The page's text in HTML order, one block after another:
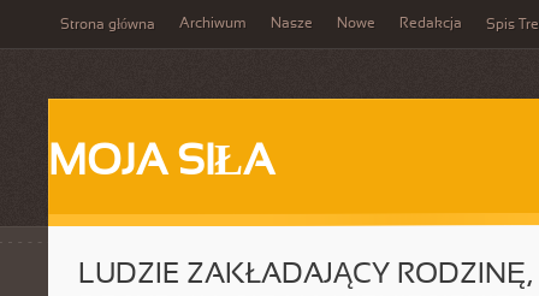
Strona główna Archiwum Nasze Nowe Redakcja Spis
MOJA SIŁA
LUDZIE ZAKŁADAJĄCY RODZINĘ,